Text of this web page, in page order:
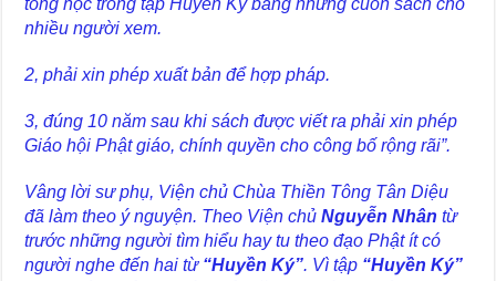
tông học trong tập Huyền Ký bằng những cuốn sách cho
nhiều người xem.
2, phải xin phép xuất bản để hợp pháp.
3, đúng 10 năm sau khi sách được viết ra phải xin phép
Giáo hội Phật giáo, chính quyền cho công bố rộng rãi”.
Vâng lời sư phụ, Viện chủ Chùa Thiền Tông Tân Diệu
đã làm theo ý nguyện. Theo Viện chủNguyễn Nhân từ
trước những người tìm hiểu hay tu theo đạo Phật ít có
người nghe đến hai từ “Huyền Ký”. Vì tập “Huyền Ký”